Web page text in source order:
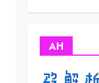
カ
AH